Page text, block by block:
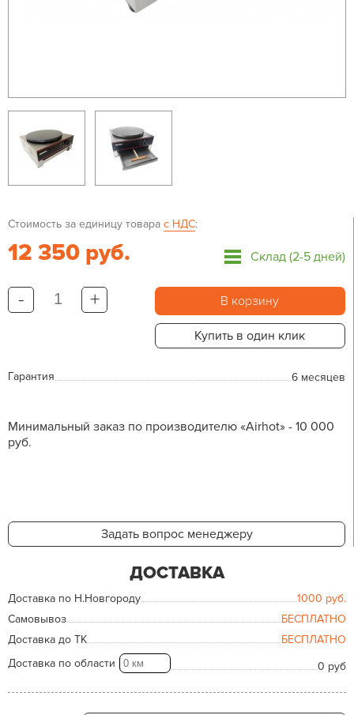
Стоимость за единицу товара с НДС:
12 350 руб. Склад (2-5 дней)
- + В корзину
Купить в один клик
Гарантия 6 месяцев
Минимальный заказ по производителю «Airhot» - 10 000
руб.
Задать вопрос менеджеру
ДОСТАВКА
Доставка по Н.Новгороду 1000 руб.
Самовывоз
БЕСПЛАТНО
Доставка до ТК
БЕСПЛАТНО
Доставка по области
0 руб